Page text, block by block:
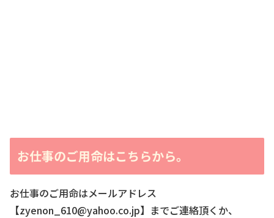
お仕事のご用命はこちらから。
お仕事のご用命はメールアドレス
【zyenon_610@yahoo.co.jp】までご連絡頂くか、